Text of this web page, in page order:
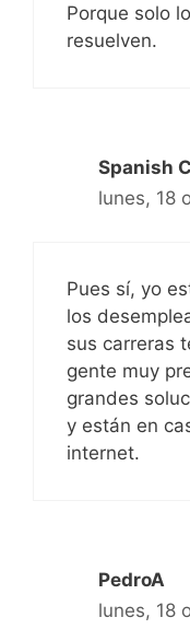
Porque solo
resuelven.
Spanish
lunes, 18
Pues sí, yo
los
sus carreras
gente muy
grandes
y están en
internet.
PedroA
lunes, 18